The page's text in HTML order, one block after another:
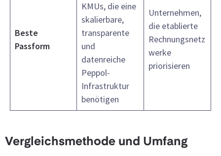
Beste
Passform
KMUs, die eine
skalierbare,
transparente
und
datenreiche
Peppol-
Infrastruktur
benötigen
Unternehmen,
die etablierte
Rechnungsnetz
werke
priorisieren
Vergleichsmethode und Umfang